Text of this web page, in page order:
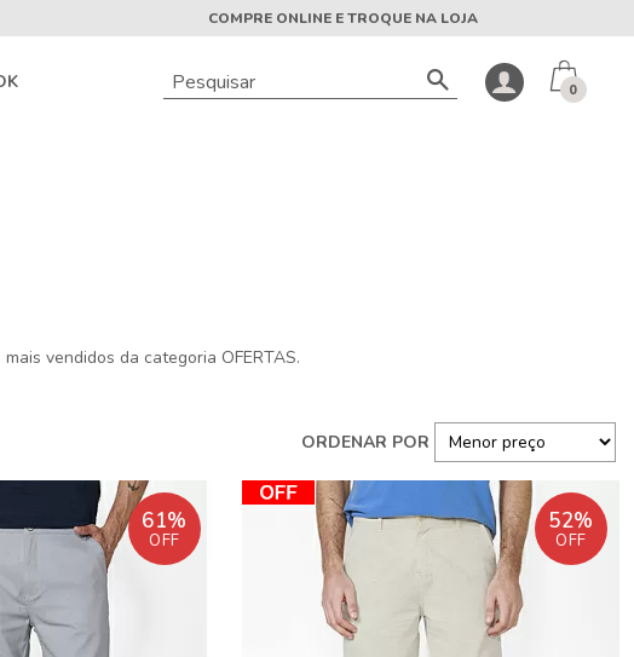
COMPRE ONLINE E TROQUE NA LOJA
0
vendidos da categoria OFERTAS.
61%
OFF
52%
OFF